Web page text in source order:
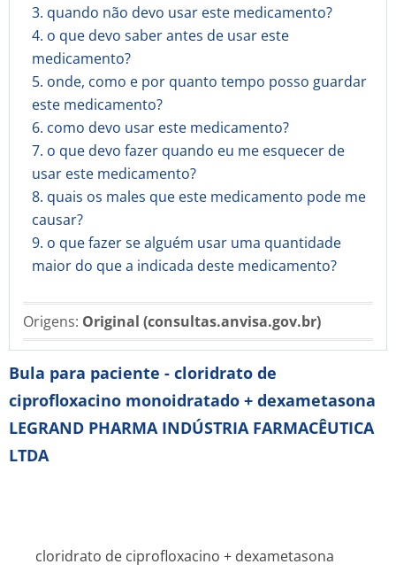
3. quando não devo usar este medicamento?
4. o que devo saber antes de usar este
medicamento?
5. onde, como e por quanto tempo posso guardar
este medicamento?
6. como devo usar este medicamento?
7. o que devo fazer quando eu me esquecer de
usar este medicamento?
8. quais os males que este medicamento pode me
causar?
9. o que fazer se alguém usar uma quantidade
maior do que a indicada deste medicamento?
Origens: Original (consultas.anvisa.gov.br)
Bula para paciente - cloridrato de
ciprofloxacino monoidratado + dexametasona
LEGRAND PHARMA INDÚSTRIA FARMACÊUTICA
LTDA
cloridrato de ciprofloxacino + dexametasona